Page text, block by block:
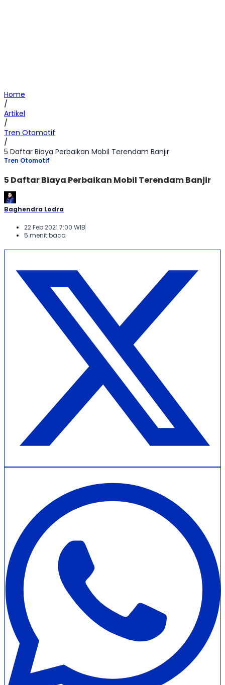
Home
/
Artikel
/
Tren Otomotif
/
5 Daftar Biaya Perbaikan Mobil Terendam Banjir
Tren Otomotif
5 Daftar Biaya Perbaikan Mobil Terendam Banjir
Baghendra Lodra
22 Feb 2021 7:00 WIB
5 menit baca